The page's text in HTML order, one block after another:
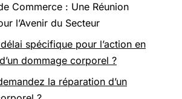
Commerce : Une Réunion
l’Avenir du Secteur
spécifique pour l’action en
dommage corporel ?
la réparation d’un